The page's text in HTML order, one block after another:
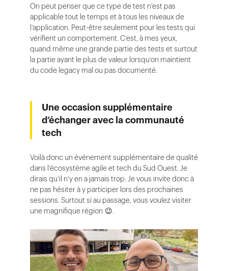
On peut penser que ce type de test n’est pas
applicable tout le temps et à tous les niveaux de
l’application. Peut-être seulement pour les tests qui
vérifient un comportement. C’est, à mes yeux,
quand même une grande partie des tests et surtout
la partie ayant le plus de valeur lorsqu’on maintient
du code legacy mal ou pas documenté.
Une occasion supplémentaire
d’échanger avec la communauté
tech
Voilà donc un événement supplémentaire de qualité
dans l’écosystème agile et tech du Sud Ouest. Je
dirais qu’il n’y en a jamais trop. Je vous invite donc à
ne pas hésiter à y participer lors des prochaines
sessions. Surtout si au passage, vous voulez visiter
une magnifique région 😉.